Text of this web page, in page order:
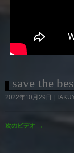
save the
2022年10月29日
次のビデオ →